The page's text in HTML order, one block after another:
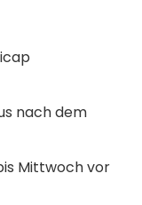
nach dem
Mittwoch vor